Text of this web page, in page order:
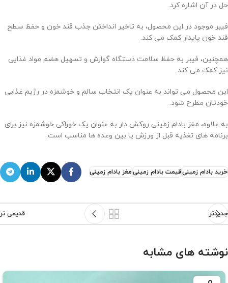
حل در آن اشاره کرد.
فیبر موجود در این محصول، به تاخیر انداختن جذب قند خون و حفظ سطح
قند خون پایدار کمک می کند.
همچنین، فیبر به حفظ سلامت دستگاه گوارش و تسهیل هضم مواد غذایی
نیز کمک می کند.
این محصول می تواند به عنوان یک انتخاب سالم و خوشمزه در رژیم غذایی
خودتان مطرح شود.
به علاوه، مغز بادام زمینی روکش دار به عنوان یک خوراکی خوشمزه نیز برای
برنامه های تغذیه قبل از ورزش یا بین وعده ها مناسب است.
خرید بادام زمینیقیمت بادام زمینیمغز بادام زمینی
جدیدتر قدیمی تر
نوشته های مشابه